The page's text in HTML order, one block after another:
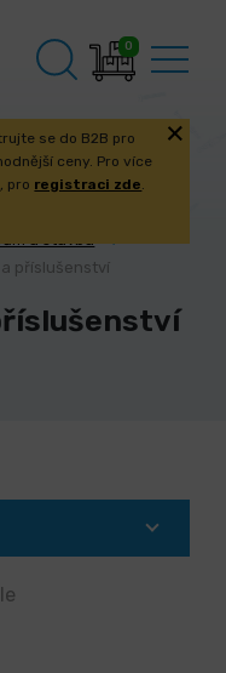
0
se do B2B pro
ceny. Pro více
, pro registraci zde.
a stavba
příslušenství